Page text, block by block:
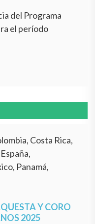
del Programa
el período
Costa Rica,
Panamá,
Y CORO
2025